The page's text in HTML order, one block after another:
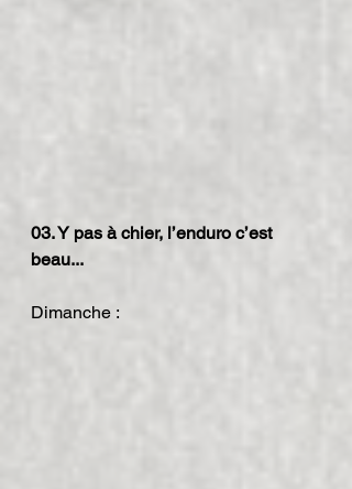
03. Y pas à chier, l’enduro c’est
beau...
Dimanche :